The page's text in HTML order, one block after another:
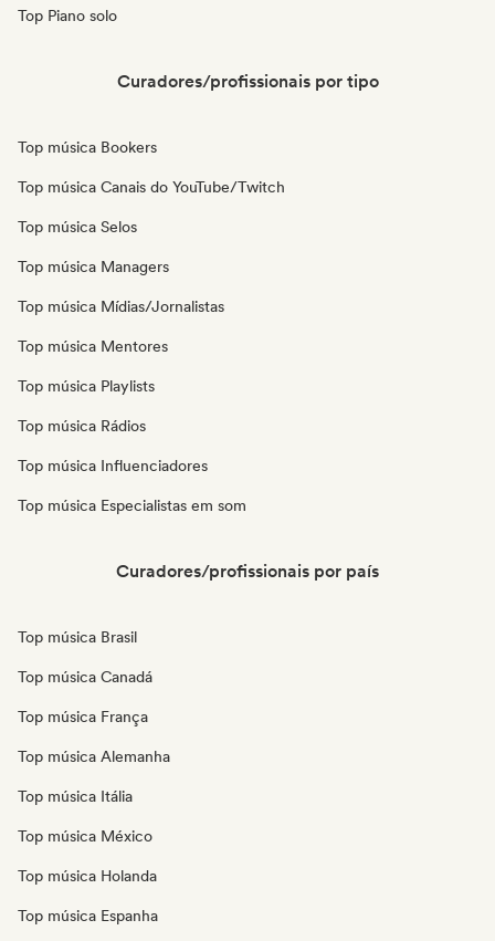
Top Piano solo
Curadores/profissionais por tipo
Top música Bookers
Top música Canais do YouTube/Twitch
Top música Selos
Top música Managers
Top música Mídias/Jornalistas
Top música Mentores
Top música Playlists
Top música Rádios
Top música Influenciadores
Top música Especialistas em som
Curadores/profissionais por país
Top música Brasil
Top música Canadá
Top música França
Top música Alemanha
Top música Itália
Top música México
Top música Holanda
Top música Espanha